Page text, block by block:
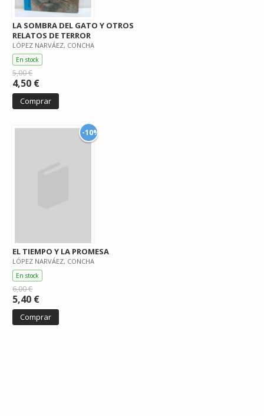
LA SOMBRA DEL GATO Y OTROS
RELATOS DE TERROR
LÓPEZ NARVÁEZ, CONCHA
En stock
5,00 €
4,50 €
Comprar
-10%
EL TIEMPO Y LA PROMESA
LÓPEZ NARVÁEZ, CONCHA
En stock
6,00 €
5,40 €
Comprar